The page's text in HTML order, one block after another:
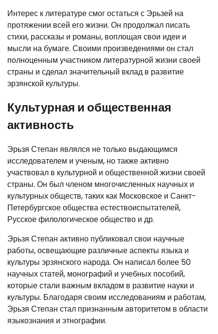
Интерес к литературе смог остаться с Эрьзей на
протяжении всей его жизни. Он продолжал писать
стихи, рассказы и романы, воплощая свои идеи и
мысли на бумаге. Своими произведениями он стал
полноценным участником литературной жизни своей
страны и сделал значительный вклад в развитие
эрзянской культуры.
Культурная и общественная
активность
Эрьзя Степан являлся не только выдающимся
исследователем и ученым, но также активно
участвовал в культурной и общественной жизни своей
страны. Он был членом многочисленных научных и
культурных обществ, таких как Московское и Санкт-
Петербургское общества естествоиспытателей,
Русское филологическое общество и др.
Эрьзя Степан активно публиковал свои научные
работы, освещающие различные аспекты языка и
культуры эрзянского народа. Он написал более 50
научных статей, монографий и учебных пособий,
которые стали важным вкладом в развитие науки и
культуры. Благодаря своим исследованиям и работам,
Эрьзя Степан стал признанным авторитетом в области
языкознания и этнографии.